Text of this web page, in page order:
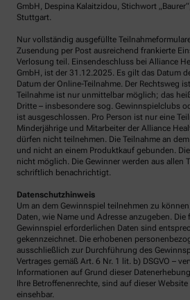
GmbH, Despina Kalaitzidou, Stichwort
Stuttgart.
Nur vollständig ausgefüllte
Zusendung per Post ausreichend frankierte
Verlosung teil. Einsendeschluss bei Alliance
GmbH, ist der 31.12.2025. Es gilt das Datum
Datum der Online-Teilnahme. Der Rechtsweg
Teilnahme ist nur unmittelbar möglich; das
Dritte – insbesondere sog. Gewinnspielclubs
ist ausgeschlossen. Pro Person ist nur eine
Minderjährige und Mitarbeiter der Alliance
dürfen nicht teilnehmen. Die Teilnahme an
und nicht an einem Produktkauf gebunden.
nicht möglich. Die Gewinner werden aus allen
schriftlich benachrichtigt.
Datenschutzhinweis
Um an dem Gewinnspiel teilnehmen zu
Daten, wie Name und Adresse anzugeben. Die
Gewinnspiel erforderlichen Daten sind
gekennzeichnet. Die erhobenen
ausschließlich zur Durchführung des
Vertrages gemäß Art. 6 Nr. 1 lit. b) DSGVO –
Informationen auf Grund dieser
Ihre Betroffenenrechte, sind auf dieser
einsehbar.